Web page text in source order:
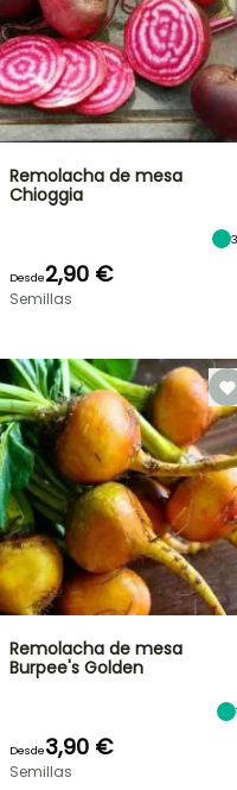
Remolacha de mesa
Chioggia
Desde2,90 €
Semillas
Remolacha de mesa
Burpee's Golden
Desde3,90 €
Semillas